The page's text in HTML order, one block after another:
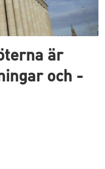
är
och -